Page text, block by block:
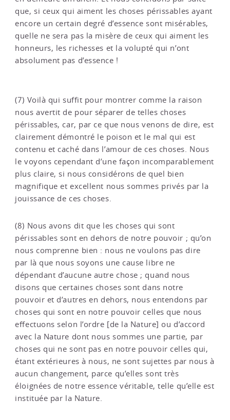
que, si ceux qui aiment les choses périssables ayant
encore un certain degré d’essence sont misérables,
quelle ne sera pas la misère de ceux qui aiment les
honneurs, les richesses et la volupté qui n’ont
absolument pas d’essence !
(7) Voilà qui suffit pour montrer comme la raison
nous avertit de pour séparer de telles choses
périssables, car, par ce que nous venons de dire, est
clairement démontré le poison et le mal qui est
contenu et caché dans l’amour de ces choses. Nous
le voyons cependant d’une façon incomparablement
plus claire, si nous considérons de quel bien
magnifique et excellent nous sommes privés par la
jouissance de ces choses.
(8) Nous avons dit que les choses qui sont
périssables sont en dehors de notre pouvoir ; qu’on
nous comprenne bien : nous ne voulons pas dire
par là que nous soyons une cause libre ne
dépendant d’aucune autre chose ; quand nous
disons que certaines choses sont dans notre
pouvoir et d’autres en dehors, nous entendons par
choses qui sont en notre pouvoir celles que nous
effectuons selon l’ordre [de la Nature] ou d’accord
avec la Nature dont nous sommes une partie, par
choses qui ne sont pas en notre pouvoir celles qui,
étant extérieures à nous, ne sont sujettes par nous à
aucun changement, parce qu’elles sont très
éloignées de notre essence véritable, telle qu’elle est
instituée par la Nature.